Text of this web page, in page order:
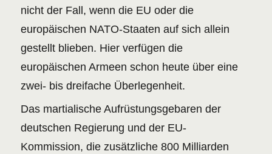
nicht der Fall, wenn die EU oder die
europäischen NATO-Staaten auf sich allein
gestellt blieben. Hier verfügen die
europäischen Armeen schon heute über eine
zwei- bis dreifache Überlegenheit.
Das martialische Aufrüstungsgebaren der
deutschen Regierung und der EU-
Kommission, die zusätzliche 800 Milliarden